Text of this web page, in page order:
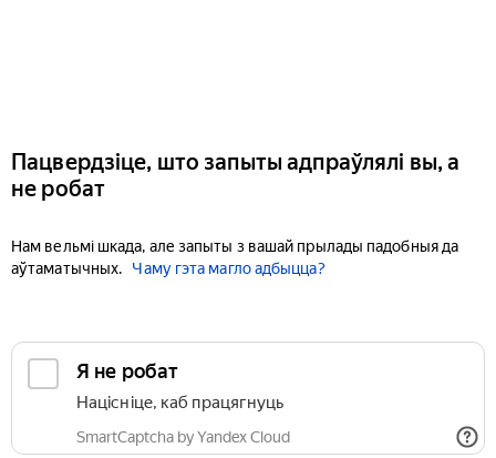
Пацвердзіце, што запыты адпраўлялі вы, а
не робат
Нам вельмі шкада, але запыты з вашай прылады падобныя да
аўтаматычных.
Чаму гэта магло адбыцца?
Я не робат
Націсніце, каб працягнуць
SmartCaptcha by Yandex Cloud